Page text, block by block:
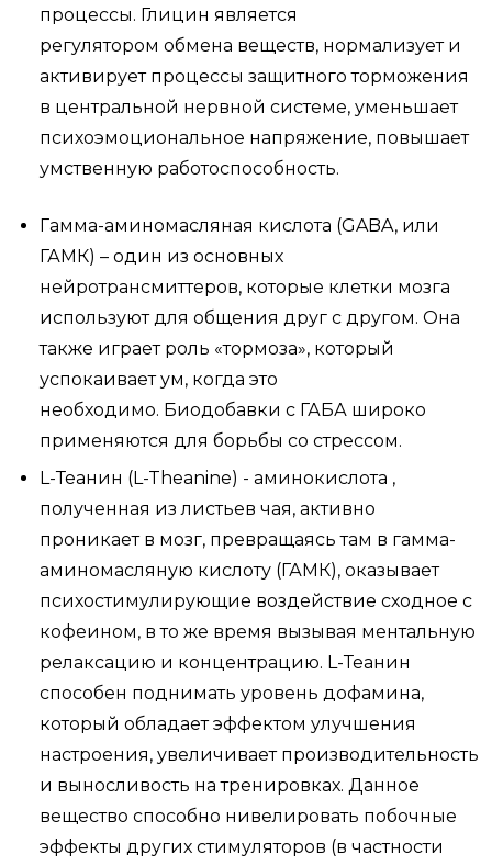
процессы. Глицин является
регулятором обмена веществ, нормализует и
активирует процессы защитного торможения
в центральной нервной системе, уменьшает
психоэмоциональное напряжение, повышает
умственную работоспособность.
Гамма-аминомасляная кислота (GABA, или
ГАМК) – один из основных
нейротрансмиттеров, которые клетки мозга
используют для общения друг с другом. Она
также играет роль «тормоза», который
успокаивает ум, когда это
необходимо. Биодобавки с ГАБА широко
применяются для борьбы со стрессом.
L-Теанин (L-Theanine) - аминокислота ,
полученная из листьев чая, активно
проникает в мозг, превращаясь там в гамма-
аминомасляную кислоту (ГАМК), оказывает
психостимулирующие воздействие сходное с
кофеином, в то же время вызывая ментальную
релаксацию и концентрацию. L-Теанин
способен поднимать уровень дофамина,
который обладает эффектом улучшения
настроения, увеличивает производительность
и выносливость на тренировках. Данное
вещество способно нивелировать побочные
эффекты других стимуляторов (в частности